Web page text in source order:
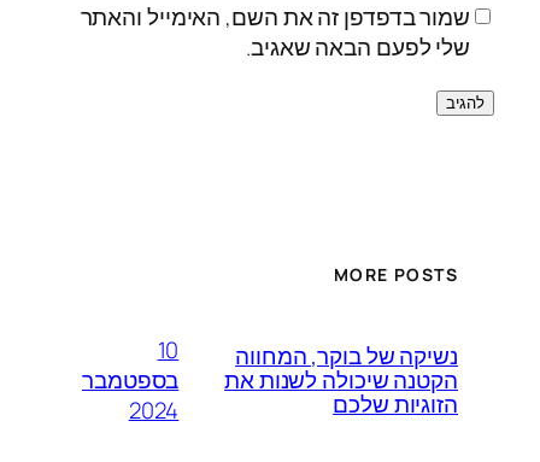
שמור בדפדפן זה את השם, האימייל והאתר
שלי לפעם הבאה שאגיב.
MORE POSTS
נשיקה של בוקר, המחווה
הקטנה שיכולה לשנות את
הזוגיות שלכם
10
בספטמבר
2024